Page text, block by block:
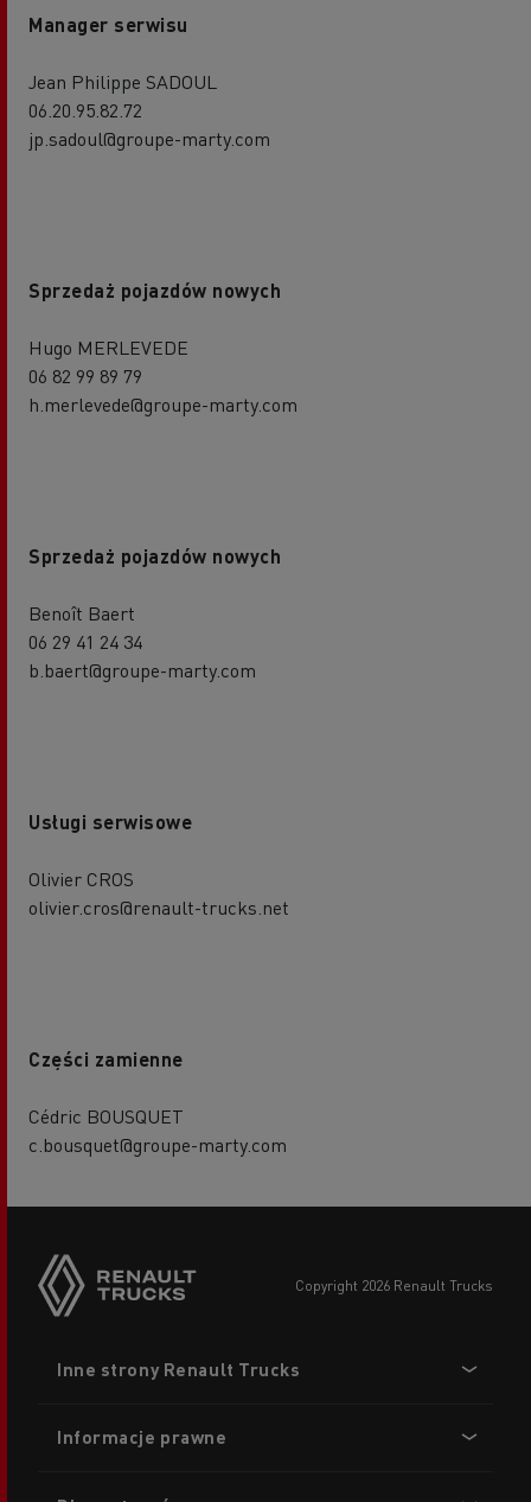
Manager serwisu
Jean Philippe SADOUL
06.20.95.82.72
jp.sadoul@groupe-marty.com
Sprzedaż pojazdów nowych
Hugo MERLEVEDE
06 82 99 89 79
h.merlevede@groupe-marty.com
Sprzedaż pojazdów nowych
Benoît Baert
06 29 41 24 34
b.baert@groupe-marty.com
Usługi serwisowe
Olivier CROS
olivier.cros@renault-trucks.net
Części zamienne
Cédric BOUSQUET
c.bousquet@groupe-marty.com
copyright 2026 Renault Trucks
menu
Inne strony Renault Trucks
Informacje prawne